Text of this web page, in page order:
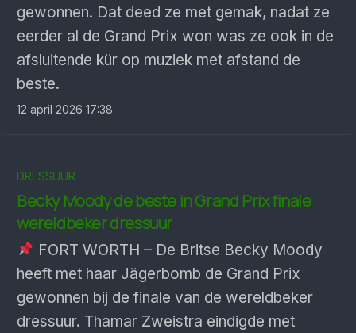
gewonnen. Dat deed ze met gemak, nadat ze
eerder al de Grand Prix won was ze ook in de
afsluitende kür op muziek met afstand de
beste.
12 april 2026 17:38
DRESSUUR
Becky Moody de beste in Grand Prix finale
wereldbeker dressuur
FORT WORTH – De Britse Becky Moody
heeft met haar Jägerbomb de Grand Prix
gewonnen bij de finale van de wereldbeker
dressuur. Thamar Zweistra eindigde met